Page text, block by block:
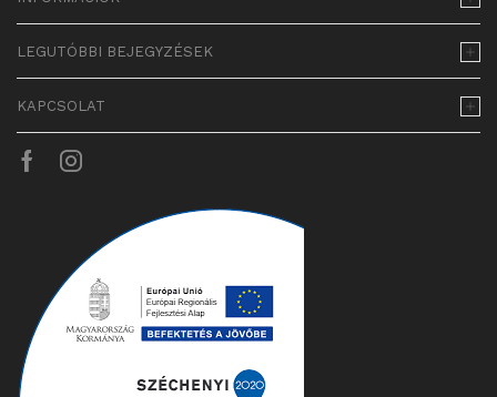
LEGUTÓBBI BEJEGYZÉSEK
KAPCSOLAT
FacebookInstagram